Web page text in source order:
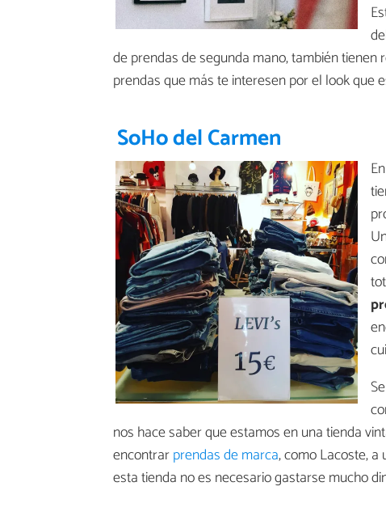
de prendas de segunda mano, también
prendas que más te interesen por el look que
SoHo del Carmen
nos hace saber que estamos en una tienda
encontrarprendas de marca, como Lacoste, a
esta tienda no es necesario gastarse mucho